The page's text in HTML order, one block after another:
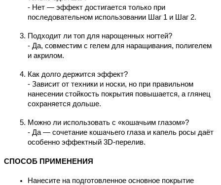
- Нет — эффект достигается только при
последовательном использовании Шаг 1 и Шаг 2.
Подходит ли топ для нарощенных ногтей?
- Да, совместим с гелем для наращивания, полигелем
и акрилом.
Как долго держится эффект?
- Зависит от техники и носки, но при правильном
нанесении стойкость покрытия повышается, а глянец
сохраняется дольше.
Можно ли использовать с «кошачьим глазом»?
- Да — сочетание кошачьего глаза и капель росы даёт
особенно эффектный 3D‑перелив.
СПОСОБ ПРИМЕНЕНИЯ
Нанесите на подготовленное основное покрытие